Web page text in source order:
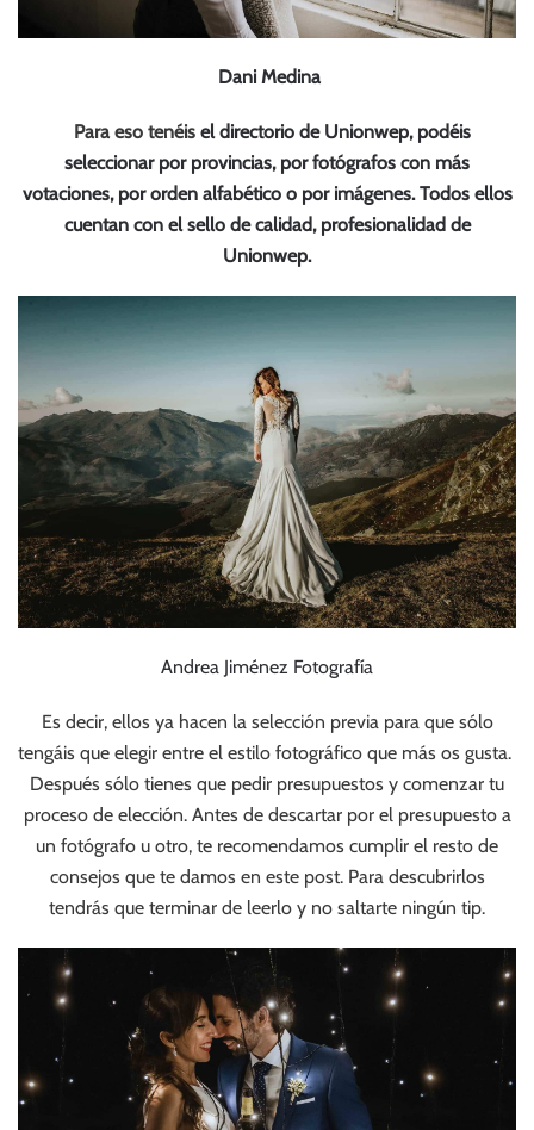
Dani Medina
Para eso tenéis el directorio de Unionwep, podéis
seleccionar por provincias, por fotógrafos con más
votaciones, por orden alfabético o por imágenes. Todos ellos
cuentan con el sello de calidad, profesionalidad de
Unionwep.
Andrea Jiménez Fotografía
Es decir, ellos ya hacen la selección previa para que sólo
tengáis que elegir entre el estilo fotográfico que más os gusta.
Después sólo tienes que pedir presupuestos y comenzar tu
proceso de elección. Antes de descartar por el presupuesto a
un fotógrafo u otro, te recomendamos cumplir el resto de
consejos que te damos en este post. Para descubrirlos
tendrás que terminar de leerlo y no saltarte ningún tip.